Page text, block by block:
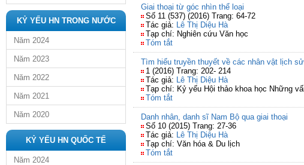
KỶ YẾU HN TRONG NƯỚC
Năm 2024
Năm 2023
Năm 2022
Năm 2021
Năm 2020
KỶ YẾU HN QUỐC TẾ
Năm 2024
Giai thoại từ góc nhìn thể loại
Số 11 (537) (2016) Trang: 64-72
Tác giả: Lê Thị Diệu Hà
Tạp chí: Nghiên cứu Văn học
Tóm tắt
Tìm hiểu truyền thuyết về các nhân vật lịch
1 (2016) Trang: 202- 214
Tác giả: Lê Thị Diệu Hà
Tạp chí: Kỷ yếu Hội thảo khoa học Những
Tóm tắt
Danh nhân, danh sĩ Nam Bộ qua giai thoại
Số 10 (2015) Trang: 27-36
Tác giả: Lê Thị Diệu Hà
Tạp chí: Văn hóa & Du lịch
Tóm tắt